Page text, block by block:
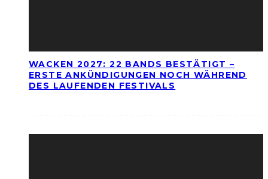
WACKEN 2027: 22 BANDS BESTÄTIGT –
ERSTE ANKÜNDIGUNGEN NOCH WÄHREND
DES LAUFENDEN FESTIVALS